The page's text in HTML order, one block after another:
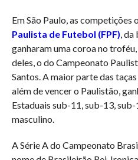
Em São Paulo, as competições
Paulista de Futebol (FPF) ,
ganharam uma coroa no
deles, o do Campeonato
Santos. A maior parte das
além de vencer o Paulistão,
Estaduais sub-11, sub-13,
masculino.
A Série A do Campeonato